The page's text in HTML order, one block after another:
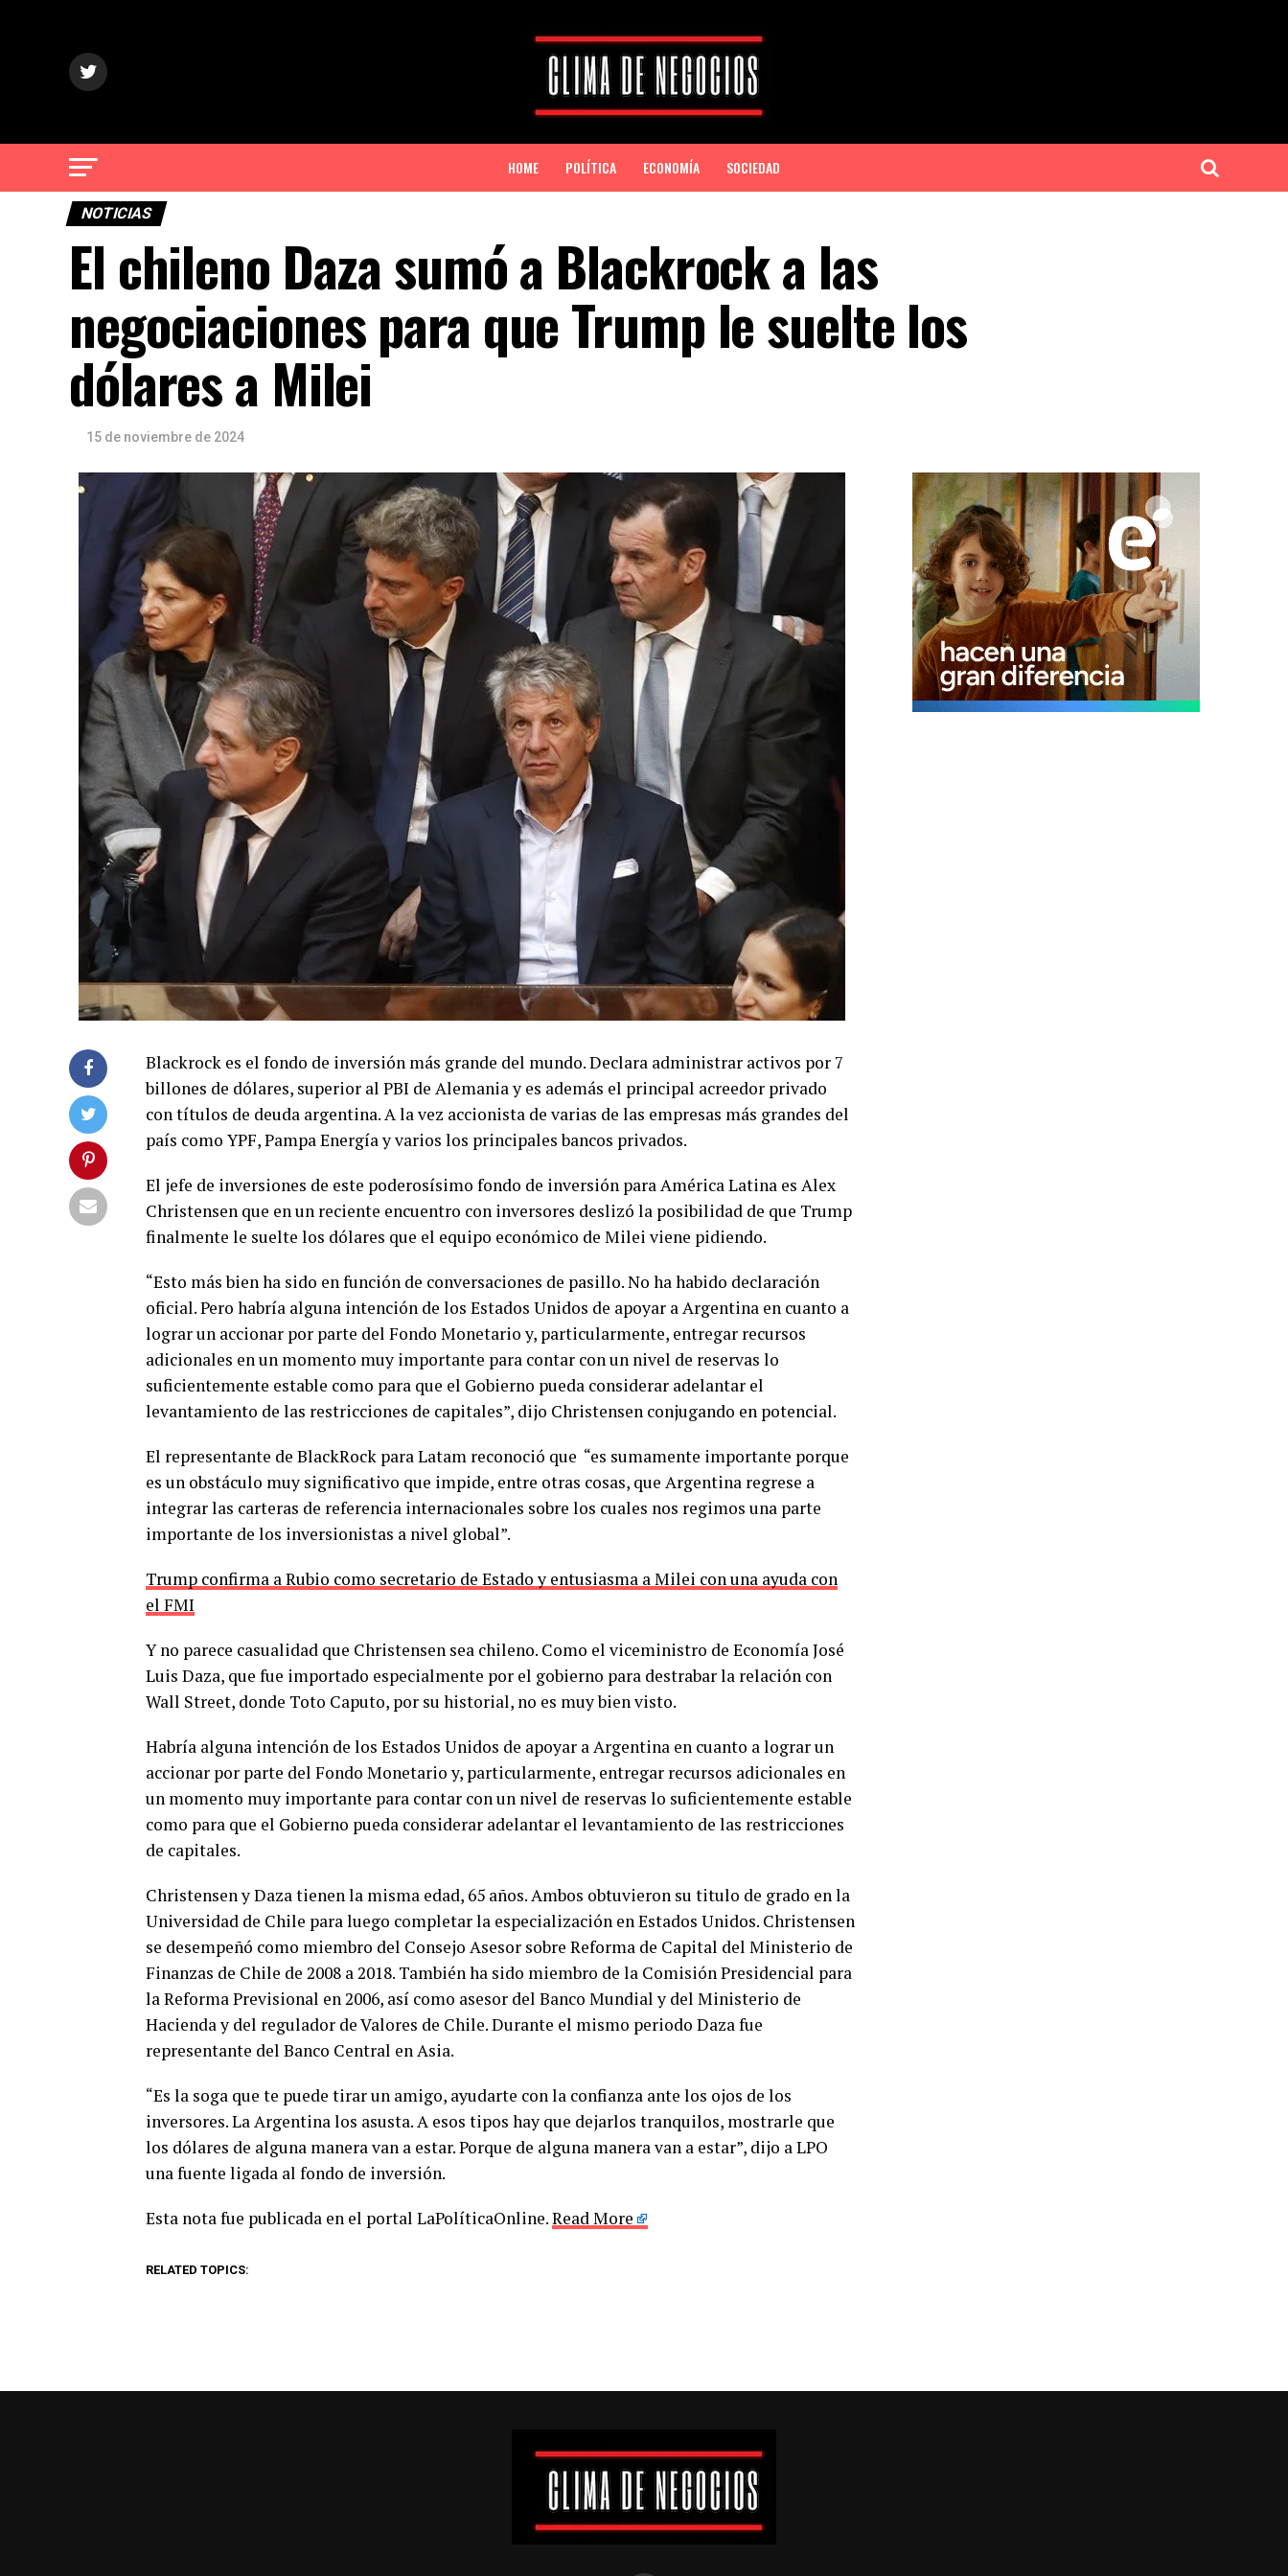
HOME POLÍTICA ECONOMÍA SOCIEDAD
NOTICIAS
El chileno Daza sumó a Blackrock a las
negociaciones para que Trump le suelte los
dólares a Milei
15 de noviembre de 2024
Blackrock es el fondo de inversión más grande del mundo. Declara administrar activos por 7
billones de dólares, superior al PBI de Alemania y es además el principal acreedor privado
con títulos de deuda argentina. A la vez accionista de varias de las empresas más grandes del
país como YPF, Pampa Energía y varios los principales bancos privados.
El jefe de inversiones de este poderosísimo fondo de inversión para América Latina es Alex
Christensen que en un reciente encuentro con inversores deslizó la posibilidad de que Trump
finalmente le suelte los dólares que el equipo económico de Milei viene pidiendo.
“Esto más bien ha sido en función de conversaciones de pasillo. No ha habido declaración
oficial. Pero habría alguna intención de los Estados Unidos de apoyar a Argentina en cuanto a
lograr un accionar por parte del Fondo Monetario y, particularmente, entregar recursos
adicionales en un momento muy importante para contar con un nivel de reservas lo
suficientemente estable como para que el Gobierno pueda considerar adelantar el
levantamiento de las restricciones de capitales”, dijo Christensen conjugando en potencial.
El representante de BlackRock para Latam reconoció que “es sumamente importante porque
es un obstáculo muy significativo que impide, entre otras cosas, que Argentina regrese a
integrar las carteras de referencia internacionales sobre los cuales nos regimos una parte
importante de los inversionistas a nivel global”.
Trump confirma a Rubio como secretario de Estado y entusiasma a Milei con una ayuda con
el FMI
Y no parece casualidad que Christensen sea chileno. Como el viceministro de Economía José
Luis Daza, que fue importado especialmente por el gobierno para destrabar la relación con
Wall Street, donde Toto Caputo, por su historial, no es muy bien visto.
Habría alguna intención de los Estados Unidos de apoyar a Argentina en cuanto a lograr un
accionar por parte del Fondo Monetario y, particularmente, entregar recursos adicionales en
un momento muy importante para contar con un nivel de reservas lo suficientemente estable
como para que el Gobierno pueda considerar adelantar el levantamiento de las restricciones
de capitales.
Christensen y Daza tienen la misma edad, 65 años. Ambos obtuvieron su titulo de grado en la
Universidad de Chile para luego completar la especialización en Estados Unidos. Christensen
se desempeñó como miembro del Consejo Asesor sobre Reforma de Capital del Ministerio de
Finanzas de Chile de 2008 a 2018. También ha sido miembro de la Comisión Presidencial para
la Reforma Previsional en 2006, así como asesor del Banco Mundial y del Ministerio de
Hacienda y del regulador de Valores de Chile. Durante el mismo periodo Daza fue
representante del Banco Central en Asia.
“Es la soga que te puede tirar un amigo, ayudarte con la confianza ante los ojos de los
inversores. La Argentina los asusta. A esos tipos hay que dejarlos tranquilos, mostrarle que
los dólares de alguna manera van a estar. Porque de alguna manera van a estar”, dijo a LPO
una fuente ligada al fondo de inversión.
Esta nota fue publicada en el portal LaPolíticaOnline.Read More
RELATED TOPICS: